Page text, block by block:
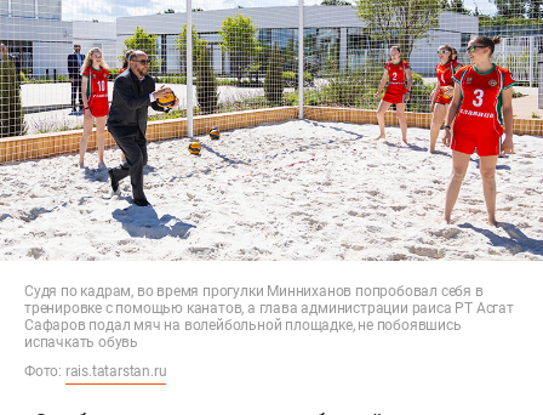
Судя по кадрам, во время прогулки Минниханов попробовал себя в
тренировке с помощью канатов, а глава администрации раиса РТ Асгат
Сафаров подал мяч на волейбольной площадке, не побоявшись
испачкать обувь
Фото: rais.tatarstan.ru